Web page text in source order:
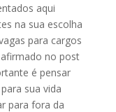
aqui
na sua escolha
para cargos
no post
é pensar
sua vida
para fora da